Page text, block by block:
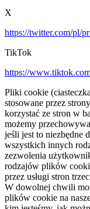
X
https://twitter.com/pl/
TikTok
https://
Pliki cookie
stosowane przez
korzystać ze stron w
możemy
jeśli jest to niezbędne
wszystkich innych
zezwolenia
rodzajów plików
przez usługi stron
W dowolnej chwili
plików cookie na